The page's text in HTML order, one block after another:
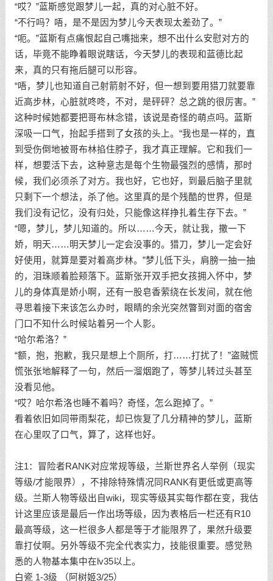
“哎？”蓝斯感觉跟梦儿一起，真的对心脏不好。
“不行吗？唔，是不是因为梦儿今天表现太差劲了。”
“呃。”蓝斯有点痛恨起自己嘴拙来，想不出什么安慰对方的
话，毕竟不能睁着眼说瞎话，今天梦儿的表现和蓝德比起
来，真的只有拖后腿可以形容。
“唔，梦儿也知道自己射箭射不好，但一想到要用猎刀就要靠
近高步林，心脏就咚咚，不对，是砰砰？总之跳的很厉害。”
这种时候她都要把哥布林念错，该说是奇怪的萌点吗。蓝斯
深吸一口气，抬起手搭到了女孩的头上。“我也是一样的，直
到受伤倒地被哥布林掐住脖子，我才真正理解。它和我们一
样，想要活下去，这种意志是每个生物最强烈的感情，那时
候，我们必须杀了对方。我也好，它也好，到最后脑子里就
只剩下一个想法，杀了他。这里真的是个残酷的世界，但是
我们没有记忆，没有归处，只能像这样挣扎着生存下去。”
“嗯，梦儿，梦儿知道的。所以……今天，就让我，撒一下
娇，明天……明天梦儿一定会没事的。猎刀，梦儿一定会好
好使用，就算是要对着高步林。”梦儿低下头，肩膀一抽一抽
的，泪珠顺着脸颊落下。蓝斯张开双手把女孩拥入怀中，梦
儿的身体真是娇小啊，还有一股皂香萦绕在长发间，就在他
寻思着接下来该怎么办时，眼睛的余光突然瞥到对面的宿舍
门口不知什么时候站着另一个人影。
“哈尔希洛？”
“额，抱，抱歉，我只是想上个厕所，打……打扰了！”盗贼慌
慌张张地解释了一句，然后一溜烟跑了，等梦儿转过头甚至
没看见他。
“哎？哈尔希洛也睡不着吗？奇怪，怎么跑掉了。”
看着依旧如同带雨梨花，却已恢复了几分精神的梦儿，蓝斯
在心里叹了口气，算了，这样也好。
注1：冒险者RANK对应常规等级，兰斯世界名人举例（现实
等级/才能限界），不排除特殊情况同RANK有更低或更高等
级。兰斯人物等级出自wiki，现实等级其实每作都在变，我估
计这里应该是最后一作出场等级，因为表格后一栏还有R10
最高等级，这一栏很多人都是等于才能限界了，果然升级要
靠打仗啊。另外等级不完全代表实力，技能很重要。感觉熟
悉的人物基本集中在lv35以上。
白瓷 1-3级 （阿树姬3/25）